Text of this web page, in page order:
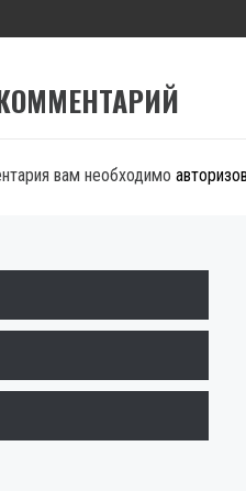
вам необходимо